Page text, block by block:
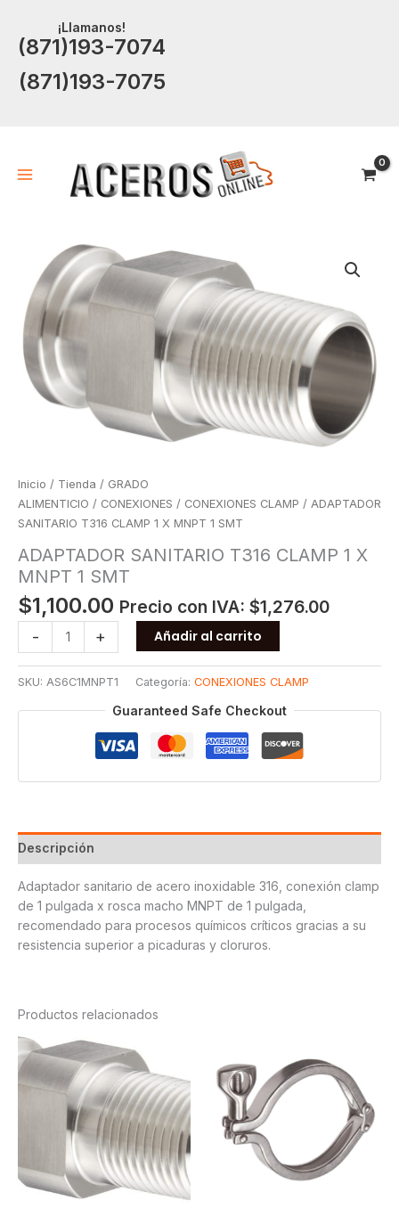
contenido
¡Llamanos!
(871)193-7074
(871)193-7075
Inicio / Tienda / GRADO
ALIMENTICIO / CONEXIONES / CONEXIONES CLAMP / ADAPTADOR
SANITARIO T316 CLAMP 1 X MNPT 1 SMT
ADAPTADOR SANITARIO T316 CLAMP 1 X
MNPT 1 SMT
$1,100.00 Precio con IVA: $1,276.00
-
ADAPTADOR
SANITARIO
T316
CLAMP
1
SMT
+ Añadir al carrito
SKU: AS6C1MNPT1 Categoría: CONEXIONES CLAMP
Guaranteed Safe Checkout
Descripción
Adaptador sanitario de acero inoxidable 316, conexión clamp
de 1 pulgada x rosca macho MNPT de 1 pulgada,
recomendado para procesos químicos críticos gracias a su
resistencia superior a picaduras y cloruros.
Productos relacionados